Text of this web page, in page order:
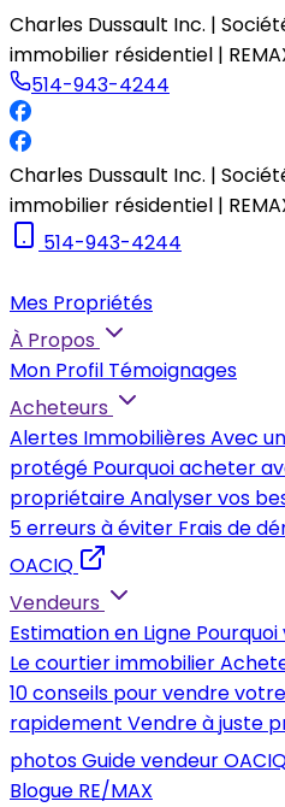
Charles Dussault Inc. |
immobilier résidentiel |
514-943-4244
Charles Dussault Inc. |
immobilier résidentiel |
514-943-4244
Mes Propriétés
À Propos
Mon Profil Témoignages
Acheteurs
Alertes ImmobilièresAvec
protégé Pourquoi acheter
propriétaireAnalyser vos
5 erreurs à éviter Frais de
OACIQ
Vendeurs
Estimation en Ligne
Le courtier immobilier
10 conseils pour vendre
rapidement Vendre à juste
photosGuide vendeur
Blogue RE/MAX